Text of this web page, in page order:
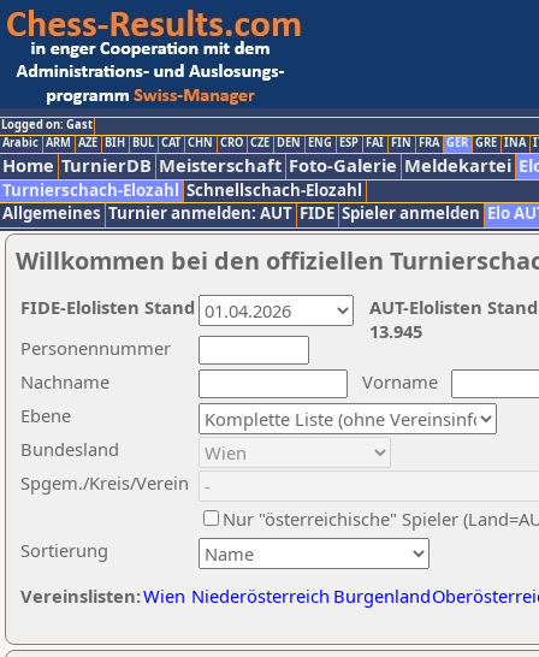
Logged on: Gast
Arabic ARM AZE BIH BUL CAT CHN CRO CZE DEN ENG ESP FAI FIN FRA GER GRE INA
Home TurnierDB Meisterschaft Foto-Galerie Meldekartei
Turnierschach-Elozahl Schnellschach-Elozahl
Allgemeines Turnier anmelden: AUT FIDE Spieler anmelden Elo
Willkommen bei den offiziellen
Nachname
Vorname
Ebene
Sortierung
Personennummer
Bundesland
Spgem./Kreis/Verein
Nur "österreichische" Spieler
Vereinslisten:Wien Niederösterreich Burgenland
AUT-Elolisten
13.945
FIDE-Elolisten Stand